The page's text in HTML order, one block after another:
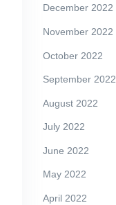
December 2022
November 2022
October 2022
September 2022
August 2022
July 2022
June 2022
May 2022
April 2022